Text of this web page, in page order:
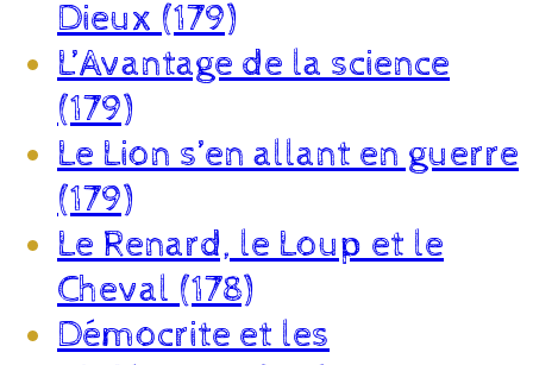
Dieux (179)
L’Avantage de la science
(179)
Le Lion s’en allant en guerre
(179)
Le Renard, le Loup et le
Cheval (178)
Démocrite et les